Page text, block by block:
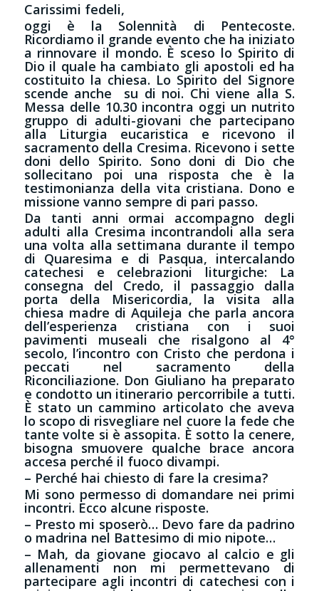
Carissimi fedeli,
oggi è la Solennità di Pentecoste.
Ricordiamo il grande evento che ha iniziato
a rinnovare il mondo. È sceso lo Spirito di
Dio il quale ha cambiato gli apostoli ed ha
costituito la chiesa. Lo Spirito del Signore
scende anche su di noi. Chi viene alla S.
Messa delle 10.30 incontra oggi un nutrito
gruppo di adulti-giovani che partecipano
alla Liturgia eucaristica e ricevono il
sacramento della Cresima. Ricevono i sette
doni dello Spirito. Sono doni di Dio che
sollecitano poi una risposta che è la
testimonianza della vita cristiana. Dono e
missione vanno sempre di pari passo.
Da tanti anni ormai accompagno degli
adulti alla Cresima incontrandoli alla sera
una volta alla settimana durante il tempo
di Quaresima e di Pasqua, intercalando
catechesi e celebrazioni liturgiche: La
consegna del Credo, il passaggio dalla
porta della Misericordia, la visita alla
chiesa madre di Aquileja che parla ancora
dell’esperienza cristiana con i suoi
pavimenti museali che risalgono al 4°
secolo, l’incontro con Cristo che perdona i
peccati nel sacramento della
Riconciliazione. Don Giuliano ha preparato
e condotto un itinerario percorribile a tutti.
È stato un cammino articolato che aveva
lo scopo di risvegliare nel cuore la fede che
tante volte si è assopita. È sotto la cenere,
bisogna smuovere qualche brace ancora
accesa perché il fuoco divampi.
– Perché hai chiesto di fare la cresima?
Mi sono permesso di domandare nei primi
incontri. Ecco alcune risposte.
– Presto mi sposerò… Devo fare da padrino
o madrina nel Battesimo di mio nipote…
– Mah, da giovane giocavo al calcio e gli
allenamenti non mi permettevano di
partecipare agli incontri di catechesi con i